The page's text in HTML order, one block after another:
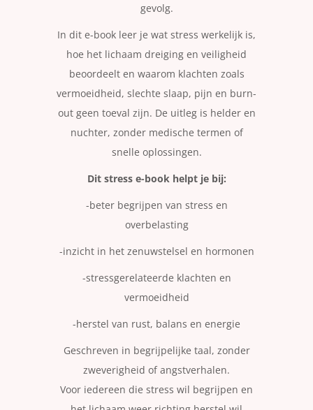
gevolg.
In dit e-book leer je wat stress werkelijk is,
hoe het lichaam dreiging en veiligheid
beoordeelt en waarom klachten zoals
vermoeidheid, slechte slaap, pijn en burn-
out geen toeval zijn. De uitleg is helder en
nuchter, zonder medische termen of
snelle oplossingen.
Dit stress e-book helpt je bij:
-beter begrijpen van stress en
overbelasting
-inzicht in het zenuwstelsel en hormonen
-stressgerelateerde klachten en
vermoeidheid
-herstel van rust, balans en energie
Geschreven in begrijpelijke taal, zonder
zweverigheid of angstverhalen.
Voor iedereen die stress wil begrijpen en